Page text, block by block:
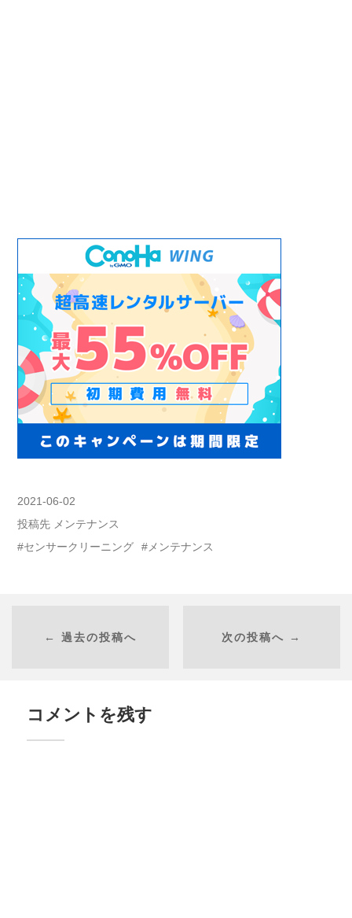
2021-06-02
投稿先 メンテナンス
センサークリーニング
メンテナンス
← 過去の投稿へ 次の投稿へ →
コメントを残す